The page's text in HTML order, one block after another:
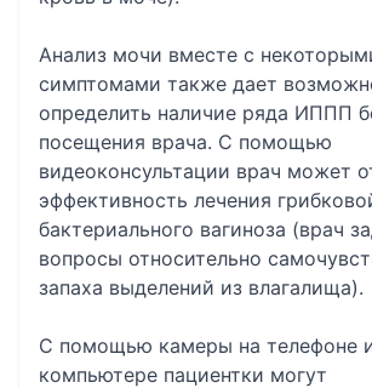
Анализ мочи вместе с
симптомами также дает
определить наличие ряда ИППП
посещения врача. С помощью
видеоконсультации врач может
эффективность лечения
бактериального вагиноза (врач
вопросы относительно
запаха выделений из влагалища).
С помощью камеры на телефоне
компьютере пациентки могут